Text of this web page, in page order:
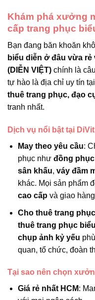
Khám phá xưởng
cấp trang phục
Bạn đang băn khoăn
biểu diễn ở đâu vừa rẻ
(DIỄN VIỆT) chính là
tự hào là địa chỉ uy tín
thuê trang phục, đạo
tranh nhất.
Dịch vụ nổi bật tại DiVit
May theo yêu cầu:
phục như đồng
sân khấu, váy đầm
khác. Mọi sản phẩm
cao cấpvà giao
Cho thuê trang phục
thuê trang phục
chụp ảnh kỷ yếu
quan, tổ chức, đoàn
Tại sao nên chọn
Giá rẻ nhất HCM: